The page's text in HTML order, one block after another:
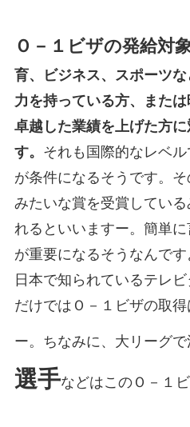
Ｏ－１ビザの発給対
育、ビジネス、スポーツ
力を持っている方、また
卓越した業績を上げた方
す。 それも国際的なレベ
が条件になるそうです。
みたいな賞を受賞してい
れるといいますー。簡単
が重要になるそうなんで
日本で知られているテレ
だけではＯ－１ビザの取
ー。ちなみに、大リーグで
選手などはこのＯ－１